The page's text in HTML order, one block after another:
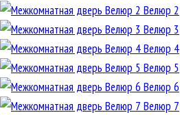
Велюр 2
Велюр 3
Велюр 4
Велюр 5
Велюр 6
Велюр 7